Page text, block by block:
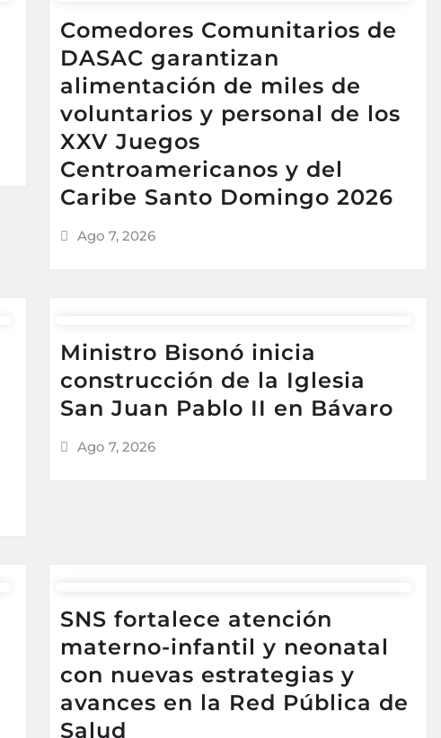
Comedores Comunitarios de
DASAC garantizan
alimentación de miles de
voluntarios y personal de los
XXV Juegos
Centroamericanos y del
Caribe Santo Domingo 2026
Ago 7, 2026
Ministro Bisonó inicia
construcción de la Iglesia
San Juan Pablo II en Bávaro
Ago 7, 2026
SNS fortalece atención
materno-infantil y neonatal
con nuevas estrategias y
avances en la Red Pública de
Salud